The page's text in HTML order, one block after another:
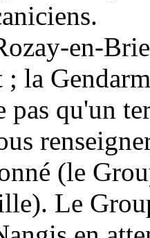
en-
; la
pas qu'un
(le
Le